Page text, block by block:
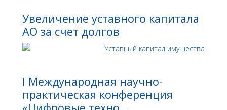
Увеличение уставного капитала
АО за счет долгов
I Международная научно-
практическая конференция